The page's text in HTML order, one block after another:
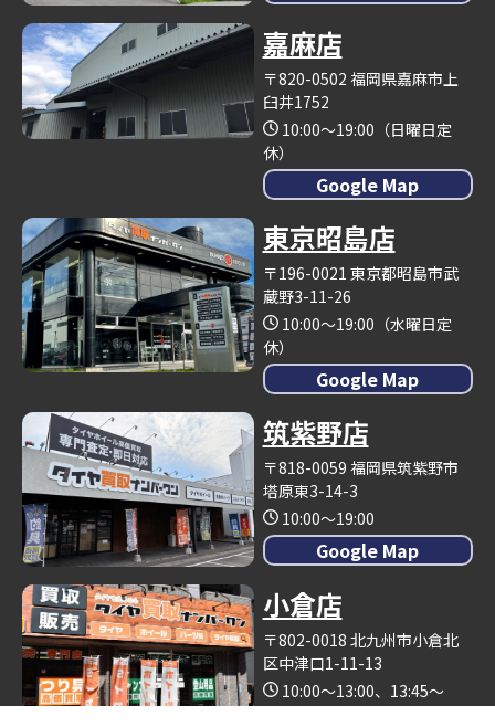
嘉麻店
〒820-0502 福岡県嘉麻市上
臼井1752
10:00～19:00（日曜日定
休）
Google Map
東京昭島店
〒196-0021 東京都昭島市武
蔵野3-11-26
10:00～19:00（水曜日定
休）
Google Map
筑紫野店
〒818-0059 福岡県筑紫野市
塔原東3-14-3
10:00～19:00
Google Map
小倉店
〒802-0018 北九州市小倉北
区中津口1-11-13
10:00～13:00、13:45～
19:00（木曜日定休）